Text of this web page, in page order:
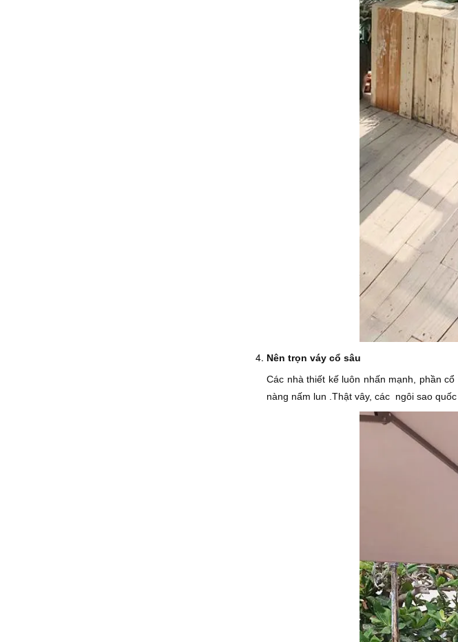
Nên trọn váy cổ sâu
Các nhà thiết kế luôn nhấn mạnh, phần
nàng nấm lun .Thật vây, các ngôi sao